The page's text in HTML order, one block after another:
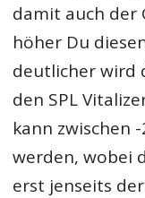
damit auch der
höher Du
deutlicher wird
den SPL
kann zwischen
werden, wobei
erst jenseits